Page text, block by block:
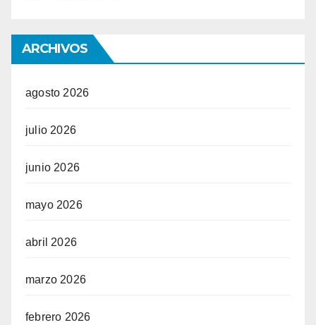
ARCHIVOS
agosto 2026
julio 2026
junio 2026
mayo 2026
abril 2026
marzo 2026
febrero 2026